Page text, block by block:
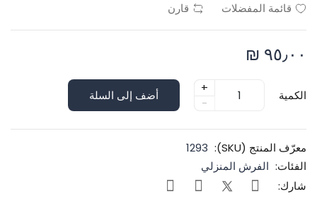
قائمة المفضلات
قارن
٩٥٫٠٠ ₪
الكمية
+
-
أضف إلى السلة
معرّف المنتج (SKU):
1293
الفئات: الفرش المنزلي
شارك: